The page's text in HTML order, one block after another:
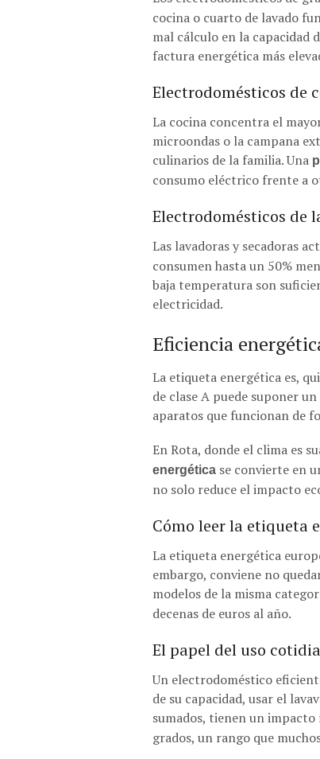
cocina o cuarto de lavado
mal cálculo en la capacidad
factura energética más
Electrodomésticos de
La cocina concentra el
microondas o la campana
culinarios de la familia. Una
consumo eléctrico frente a
Electrodomésticos de
Las lavadoras y secadoras
consumen hasta un 50%
baja temperatura son
electricidad.
Eficiencia
La etiqueta energética es,
de clase A puede suponer
aparatos que funcionan de
En Rota, donde el clima es
energética se convierte en
no solo reduce el impacto
Cómo leer la etiqueta
La etiqueta energética
embargo, conviene no
modelos de la misma
decenas de euros al año.
El papel del uso
Un electrodoméstico
de su capacidad, usar el
sumados, tienen un
grados, un rango que